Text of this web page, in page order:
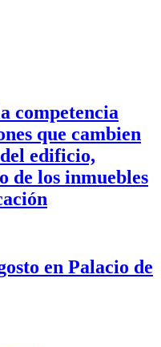
competencia
que cambien
edificio,
de los inmuebles
en Palacio de